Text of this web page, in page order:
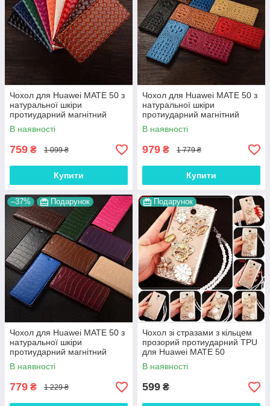
Чохол для Huawei MATE 50 з
натуральної шкіри
протиударний магнітний
книжка з підставкою
"VENETTA"
В наявності
759 ₴ 1 099 ₴
Купити
Чохол для Huawei MATE 50 з
натуральної шкіри
протиударний магнітний
книжка з підставкою
"CROCOHEAD"
В наявності
979 ₴ 1 779 ₴
Купити
–37% Подарунок
Чохол для Huawei MATE 50 з
натуральної шкіри
протиударний магнітний
книжка з підставкою "LUXOR"
В наявності
779 ₴ 1 229 ₴
Подарунок
Чохол зі стразами з кільцем
прозорий протиударний TPU
для Huawei MATE 50
"ROYALER"
В наявності
599 ₴